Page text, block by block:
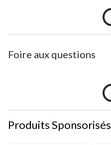
Foire aux questions
Produits Sponsorisés